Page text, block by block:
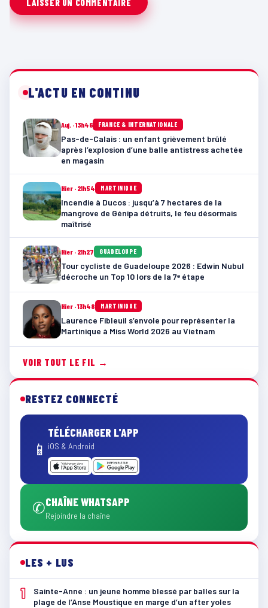
L'ACTU EN CONTINU
Auj. · 13h46 FRANCE & INTERNATIONALE
Pas-de-Calais : un enfant grièvement brûlé
après l’explosion d’une balle antistress achetée
en magasin
Hier · 21h54 MARTINIQUE
Incendie à Ducos : jusqu’à 7 hectares de la
mangrove de Génipa détruits, le feu désormais
maîtrisé
Hier · 21h27 GUADELOUPE
Tour cycliste de Guadeloupe 2026 : Edwin Nubul
décroche un Top 10 lors de la 7ᵉ étape
Hier · 13h48 MARTINIQUE
Laurence Fibleuil s’envole pour représenter la
Martinique à Miss World 2026 au Vietnam
VOIR TOUT LE FIL →
RESTEZ CONNECTÉ
📱
TÉLÉCHARGER L'APP
iOS & Android
✆CHAÎNE WHATSAPP
Rejoindre la chaîne
LES + LUS
1
Sainte-Anne : un jeune homme blessé par balles sur la
plage de l’Anse Moustique en marge d’un after yoles